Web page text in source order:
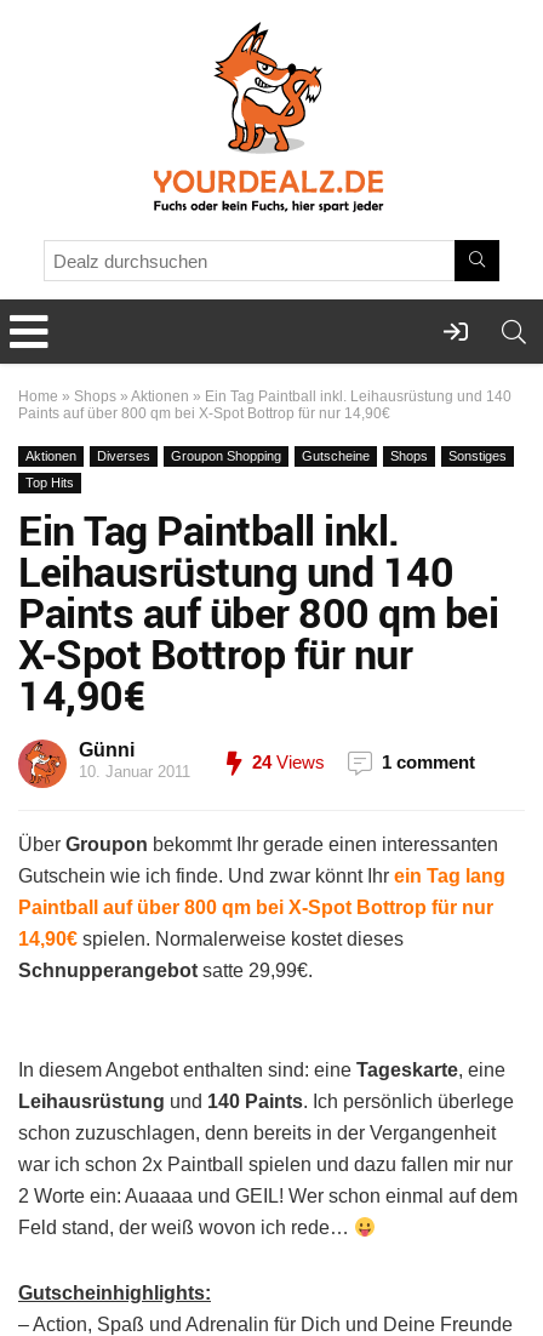
Home » Shops » Aktionen » Ein Tag Paintball inkl. Leihausrüstung und 140
Paints auf über 800 qm bei X-Spot Bottrop für nur 14,90€
Aktionen Diverses Groupon Shopping Gutscheine Shops
Sonstiges
Top Hits
Ein Tag Paintball inkl.
Leihausrüstung und 140
Paints auf über 800 qm bei
X-Spot Bottrop für nur
14,90€
Günni
10. Januar 2011 24Views 1 comment
Über Groupon bekommt Ihr gerade einen interessanten
Gutschein wie ich finde. Und zwar könnt Ihr ein Tag lang
Paintball auf über 800 qm bei X-Spot Bottrop für nur
14,90€ spielen. Normalerweise kostet dieses
Schnupperangebot satte 29,99€.
In diesem Angebot enthalten sind: eine Tageskarte, eine
Leihausrüstung und 140 Paints. Ich persönlich überlege
schon zuzuschlagen, denn bereits in der Vergangenheit
war ich schon 2x Paintball spielen und dazu fallen mir nur
2 Worte ein: Auaaaa und GEIL! Wer schon einmal auf dem
Feld stand, der weiß wovon ich rede…
Gutscheinhighlights:
– Action, Spaß und Adrenalin für Dich und Deine Freunde